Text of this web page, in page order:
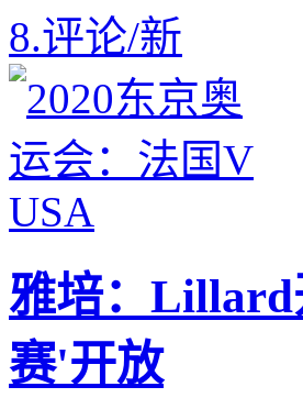
8.评论/新
雅培：Lillard
赛'开放